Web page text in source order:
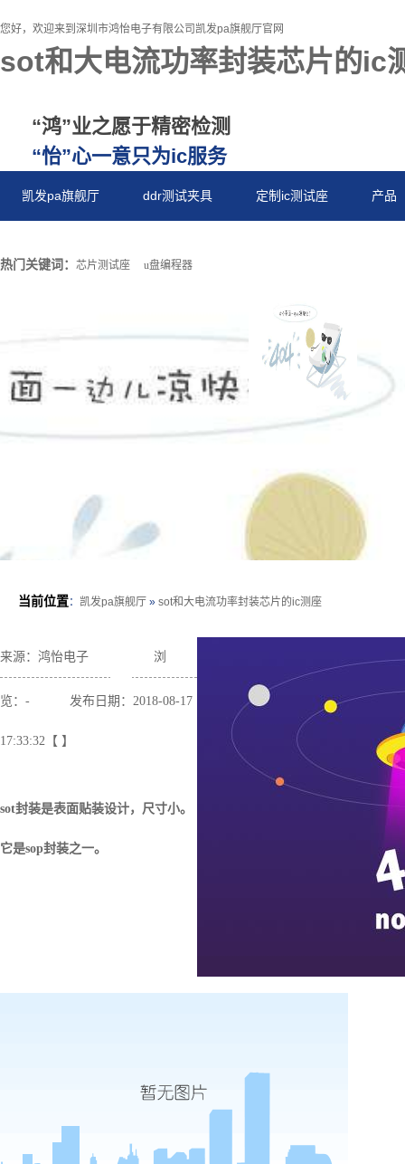
您好，欢迎来到深圳市鸿怡电子有限公司凯发pa旗舰厅官网
sot和大电流功率封装芯片的ic
“鸿”业之愿于精密检测
“怡”心一意只为ic服务
凯发pa旗舰厅 ddr测试夹具 定制ic测试座 产品
热门关键词： 芯片测试座 u盘编程器
当前位置： 凯发pa旗舰厅 » sot和大电流功率封装芯片的ic测座
来源：鸿怡电子 浏
览： - 发布日期：2018-08-17
17:33:32【 】
sot封装是表面贴装设计，尺寸小。
它是sop封装之一。